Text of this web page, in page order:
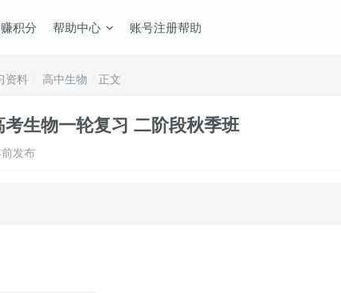
积分 帮助中心 账号注册帮助
资料 高中生物 正文
生物一轮复习 二阶段秋季班
发布